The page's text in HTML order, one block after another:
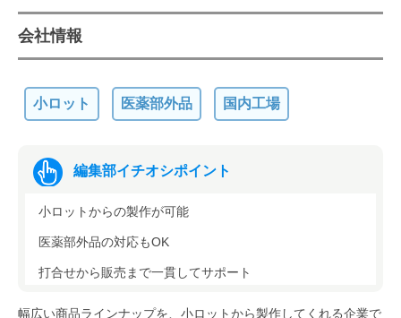
会社情報
小ロット 医薬部外品 国内工場
編集部イチオシポイント
小ロットからの製作が可能
医薬部外品の対応もOK
打合せから販売まで一貫してサポート
幅広い商品ラインナップを、小ロットから製作してくれる企業で